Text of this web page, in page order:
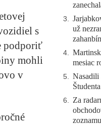
s
podporiť
mohli
v
3.
už
4.
mesiac
5. Nasadili
6. Za